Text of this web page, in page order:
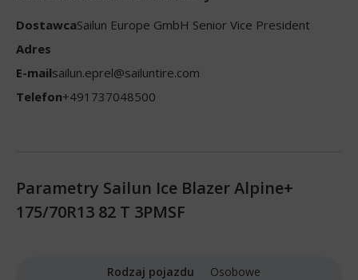
DostawcaSailun Europe GmbH Senior Vice President
Adres
E-mailsailun.eprel@sailuntire.com
Telefon+491737048500
Parametry Sailun Ice Blazer Alpine+
175/70R13 82 T 3PMSF
Rodzaj pojazdu
Osobowe